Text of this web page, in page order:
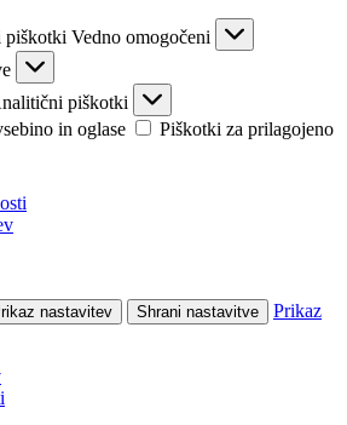
piškotki Vedno omogočeni
piškotki
in oglase
Piškotki za prilagojeno
nastavitev Shrani nastavitve
Prikaz